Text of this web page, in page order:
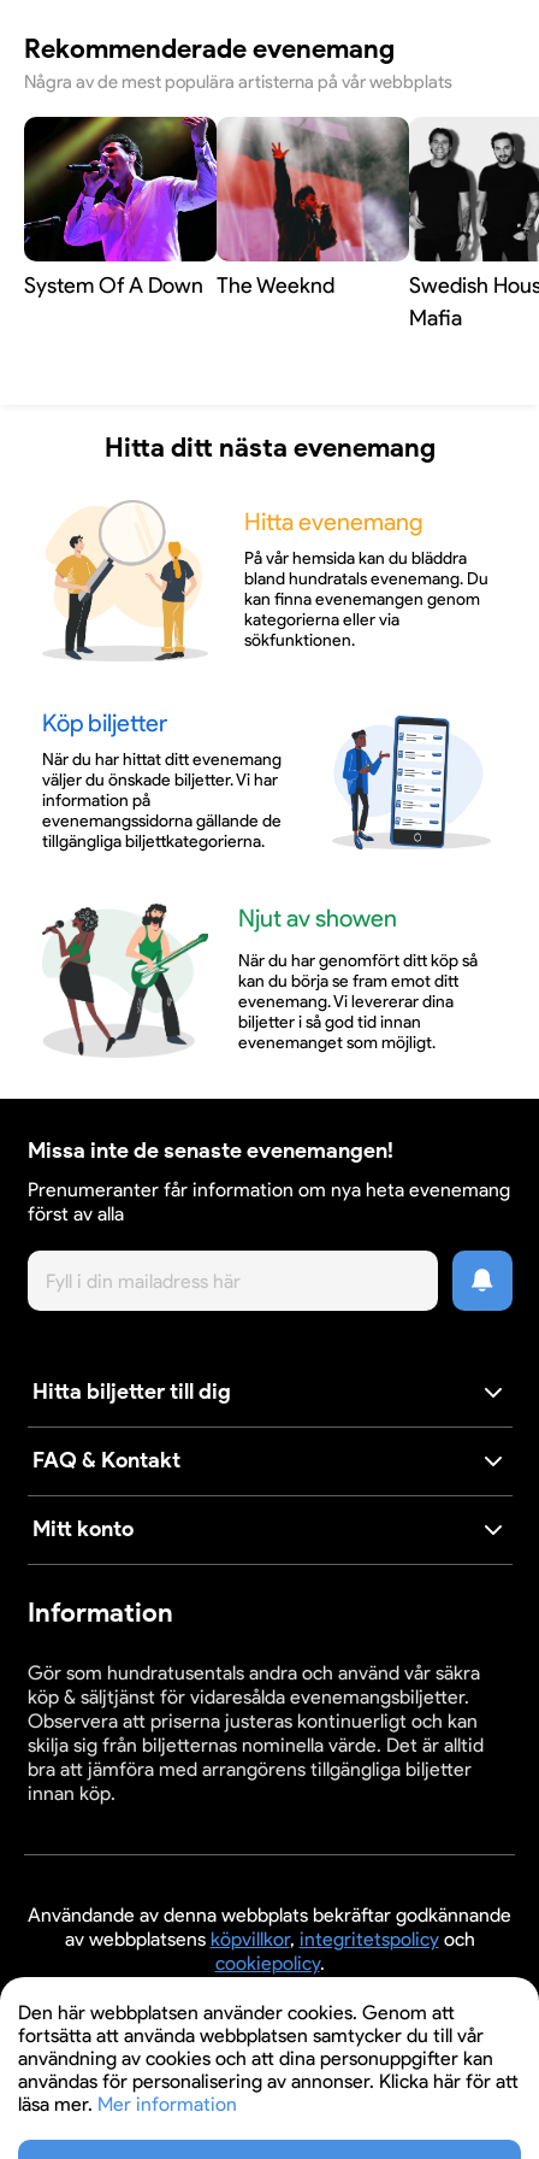
överraskningar och stark scenenergi står i centrum.
helgen (27–29 mars) är särskilt betydelsefull då det
är Bertil Schoughs allra sista föreställningar med
Rekommenderade evenemang
Några av de mest populära artisterna på vår webbplats
System Of A Down The Weeknd
Swedish
Mafia
Hitta ditt nästa evenemang
Hitta evenemang
På vår hemsida kan du bläddra
bland hundratals evenemang. Du
kan finna evenemangen genom
kategorierna eller via
sökfunktionen.
Köp biljetter
När du har hittat ditt evenemang
väljer du önskade biljetter. Vi har
information på
evenemangssidorna gällande de
tillgängliga biljettkategorierna.
Njut av showen
När du har genomfört ditt köp så
kan du börja se fram emot ditt
evenemang. Vi levererar dina
biljetter i så god tid innan
evenemanget som möjligt.
Missa inte de senaste evenemangen!
Prenumeranter får information om nya heta evenemang
först av alla
Hitta biljetter till dig
FAQ & Kontakt
Mitt konto
Information
Gör som hundratusentals andra och använd vår säkra
köp & säljtjänst för vidaresålda evenemangsbiljetter.
Observera att priserna justeras kontinuerligt och kan
skilja sig från biljetternas nominella värde. Det är alltid
bra att jämföra med arrangörens tillgängliga biljetter
innan köp.
Användande av denna webbplats bekräftar godkännande
av webbplatsens köpvillkor, integritetspolicyoch
cookiepolicy.
© 2026 Evenemangsbiljetter.se
Den här webbplatsen använder cookies. Genom att
fortsätta att använda webbplatsen samtycker du till vår
användning av cookies och att dina personuppgifter kan
användas för personalisering av annonser. Klicka här för att
läsa mer. Mer information